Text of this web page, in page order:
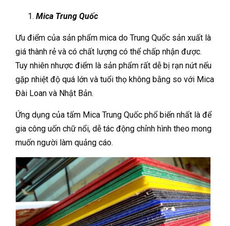
Mica Trung Quốc
Ưu điểm của sản phẩm mica do Trung Quốc sản xuất là
giá thành rẻ và có chất lượng có thể chấp nhận được.
Tuy nhiên nhược điểm là sản phẩm rất dễ bị rạn nứt nếu
gặp nhiệt độ quá lớn và tuổi thọ không bằng so với Mica
Đài Loan và Nhật Bản.
Ứng dụng của tấm Mica Trung Quốc phổ biến nhất là để
gia công uốn chữ nổi, dễ tác động chỉnh hình theo mong
muốn người làm quảng cáo.